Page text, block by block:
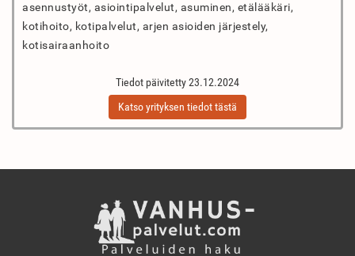
asennustyöt, asiointipalvelut, asuminen, etälääkäri,
kotihoito, kotipalvelut, arjen asioiden järjestely,
kotisairaanhoito
Tiedot päivitetty 23.12.2024
Katso yrityksen tiedot tästä